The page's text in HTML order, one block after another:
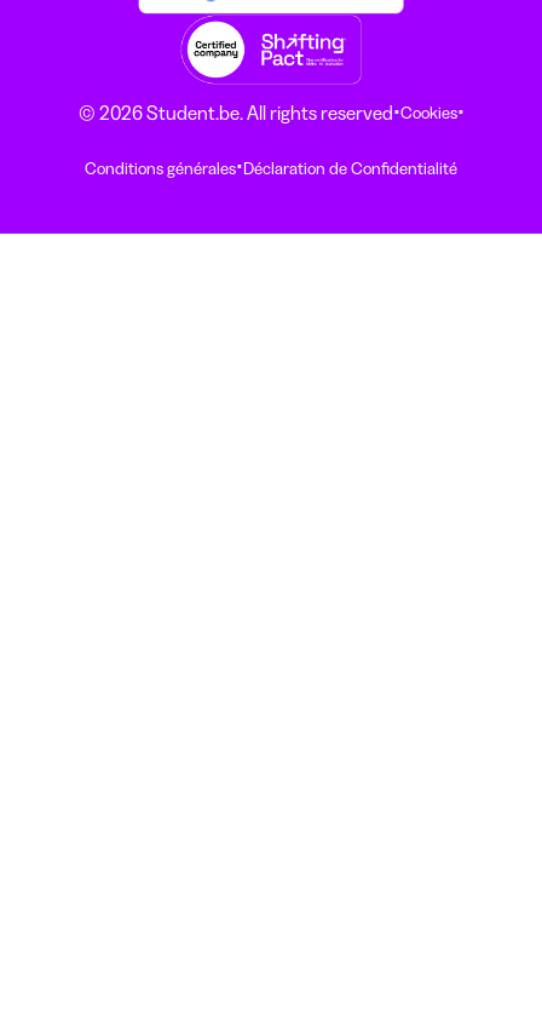
© 2026 Student.be. All rights reserved·Cookies·
Conditions générales·Déclaration de Confidentialité